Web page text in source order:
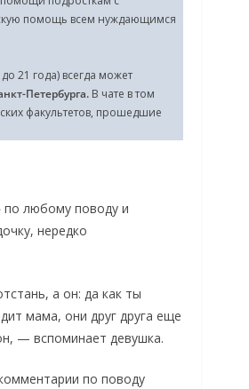
помощь всем нуждающимся
21 года) всегда может
Петербурга. В чате в том
факультетов, прошедшие
по любому поводу и
нередко
а он: да как ты
мама, они друг друга еще
— вспоминает девушка.
по поводу